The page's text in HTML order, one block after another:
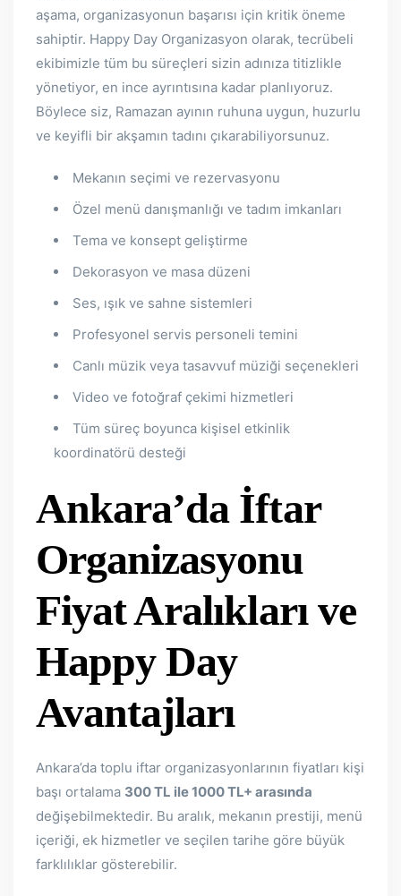
aşama, organizasyonun başarısı için kritik öneme
sahiptir. Happy Day Organizasyon olarak, tecrübeli
ekibimizle tüm bu süreçleri sizin adınıza titizlikle
yönetiyor, en ince ayrıntısına kadar planlıyoruz.
Böylece siz, Ramazan ayının ruhuna uygun, huzurlu
ve keyifli bir akşamın tadını çıkarabiliyorsunuz.
Mekanın seçimi ve rezervasyonu
Özel menü danışmanlığı ve tadım imkanları
Tema ve konsept geliştirme
Dekorasyon ve masa düzeni
Ses, ışık ve sahne sistemleri
Profesyonel servis personeli temini
Canlı müzik veya tasavvuf müziği seçenekleri
Video ve fotoğraf çekimi hizmetleri
Tüm süreç boyunca kişisel etkinlik
koordinatörü desteği
Ankara’da İftar
Organizasyonu
Fiyat Aralıkları ve
Happy Day
Avantajları
Ankara’da toplu iftar organizasyonlarının fiyatları kişi
başı ortalama 300 TL ile 1000 TL+ arasında
değişebilmektedir. Bu aralık, mekanın prestiji, menü
içeriği, ek hizmetler ve seçilen tarihe göre büyük
farklılıklar gösterebilir.